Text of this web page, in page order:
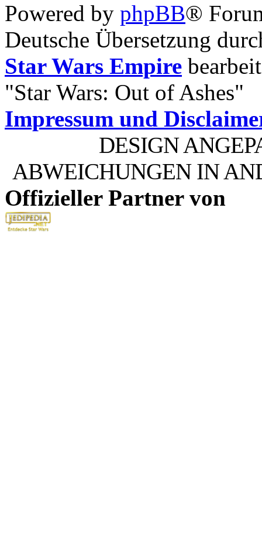
Powered by phpBB®
Deutsche Übersetzung
Star Wars Empire
"Star Wars: Out of Ashes"
Impressum und
DESIGN
ABWEICHUNGEN IN
Offizieller Partner von